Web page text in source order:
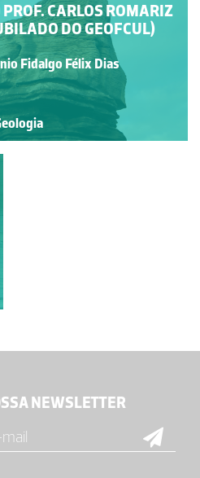
CARLOS ROMARIZ
DO GEOFCUL)
Fidalgo Félix Dias
NEWSLETTER